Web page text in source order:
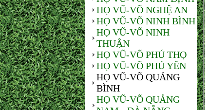
HỌ VŨ-VÕ NGHỆ AN
HỌ VŨ-VÕ NINH BÌNH
HỌ VŨ-VÕ NINH
THUẬN
HỌ VŨ-VÕ PHÚ THỌ
HỌ VŨ-VÕ PHÚ YÊN
HỌ VŨ-VÕ QUẢNG
BÌNH
HỌ VŨ-VÕ QUẢNG